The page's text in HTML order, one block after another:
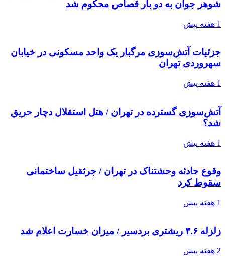
شوهر جوان به دو بار قصاص محکوم شد
1 هفته پیش
جزئیات آتش‌سوزی مرگبار یک واحد مسکونی در خیابان
سهروردی تهران
1 هفته پیش
آتش‌سوزی گسترده در تهران / هتل استقلال دچار حریق
شد؟
1 هفته پیش
وقوع حادثه وحشتناک در تهران / جرثقیل ساختمانی
سقوط کرد
1 هفته پیش
زلزله ۴.۶ ریشتری بردسیر / میزان خسارت اعلام شد
2 هفته پیش